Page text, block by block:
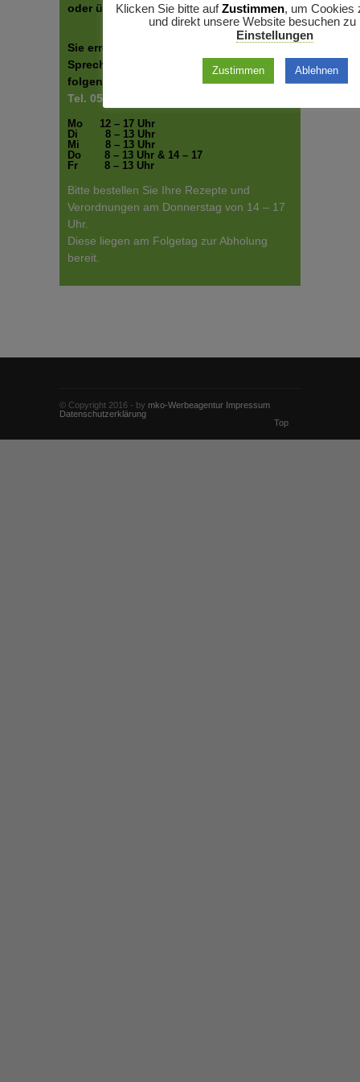
oder über das Kontaktformular.
Sie erreichen uns zu den
Sprechstundenzeiten und unter
folgender Telefonnummer:
Tel. 05351 / 41838
Mo
12 – 17 Uhr
Di
8 – 13 Uhr
Mi
8 – 13 Uhr
Do
8 – 13 Uhr & 14 – 17
Fr
8 – 13 Uhr
Bitte bestellen Sie Ihre Rezepte und
Verordnungen am Donnerstag von 14 – 17
Uhr.
Diese liegen am Folgetag zur Abholung
bereit.
© Copyright 2016 - by mko-Werbeagentur Impressum
Datenschutzerklärung
Top
Klicken Sie bitte aufZustimmen, um Cookies
und direkt unsere Website besuchen zu
Einstellungen
Zustimmen Ablehnen